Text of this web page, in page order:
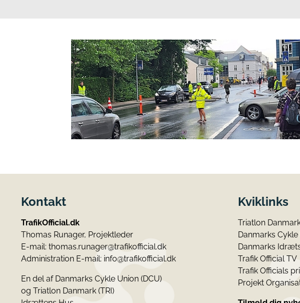
Kontakt
TrafikOfficial.dk
Thomas Runager, Projektleder
E-mail: thomas.runager@trafikofficial.dk
Administration E-mail: info@trafikofficial.dk
En del af Danmarks Cykle Union (DCU)
og Triatlon Danmark (TRI)
Kviklinks
Triatlon
Danmarks
Danmarks
Trafik Official TV
Trafik Officials
Projekt